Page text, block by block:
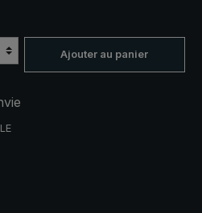
Ajouter au panier